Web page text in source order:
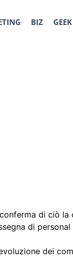
BIZ GEEK
di ciò la
di personal
dei